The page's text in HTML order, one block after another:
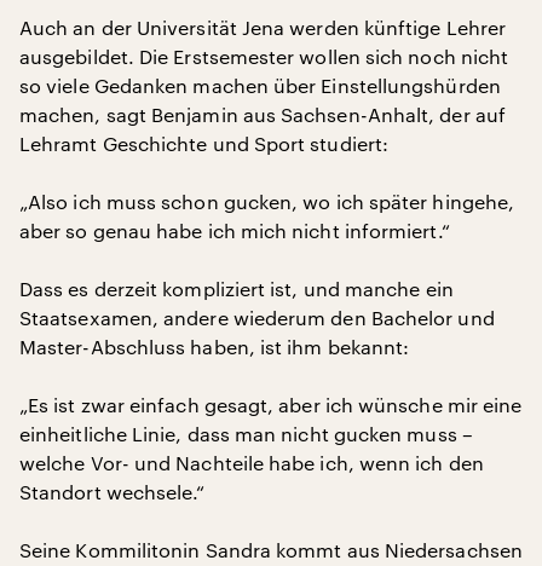
Auch an der Universität Jena werden künftige Lehrer
ausgebildet. Die Erstsemester wollen sich noch nicht
so viele Gedanken machen über Einstellungshürden
machen, sagt Benjamin aus Sachsen-Anhalt, der auf
Lehramt Geschichte und Sport studiert:
„Also ich muss schon gucken, wo ich später hingehe,
aber so genau habe ich mich nicht informiert.“
Dass es derzeit kompliziert ist, und manche ein
Staatsexamen, andere wiederum den Bachelor und
Master-Abschluss haben, ist ihm bekannt:
„Es ist zwar einfach gesagt, aber ich wünsche mir eine
einheitliche Linie, dass man nicht gucken muss –
welche Vor- und Nachteile habe ich, wenn ich den
Standort wechsele.“
Seine Kommilitonin Sandra kommt aus Niedersachsen